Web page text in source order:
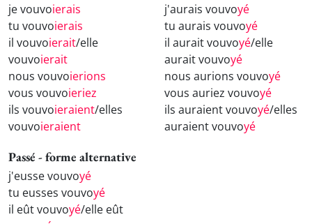
je vouvoierais
tu vouvoierais
il vouvoierait/elle
vouvoierait
nous vouvoierions
vous vouvoieriez
ils vouvoieraient/elles
vouvoieraient
j'aurais vouvoyé
tu aurais vouvoyé
il aurait vouvoyé/elle
aurait vouvoyé
nous aurions vouvoyé
vous auriez vouvoyé
ils auraient vouvoyé/elles
auraient vouvoyé
Passé - forme alternative
j'eusse vouvoyé
tu eusses vouvoyé
il eût vouvoyé/elle eût